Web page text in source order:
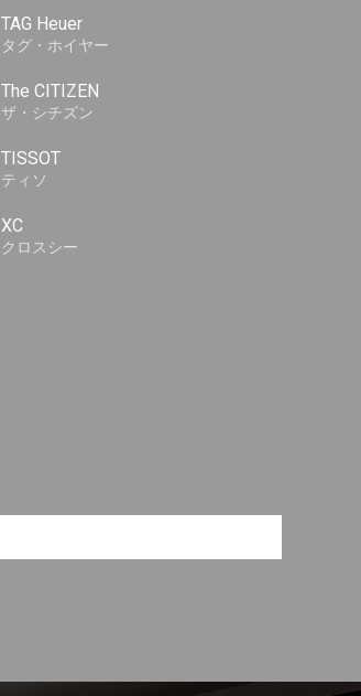
TAG Heuer
タグ・ホイヤー
The CITIZEN
ザ・シチズン
TISSOT
ティソ
XC
クロスシー